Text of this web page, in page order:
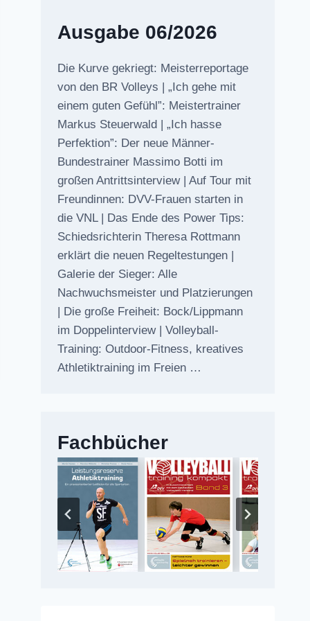
Ausgabe 06/2026
Die Kurve gekriegt: Meisterreportage
von den BR Volleys | „Ich gehe mit
einem guten Gefühl”: Meistertrainer
Markus Steuerwald | „Ich hasse
Perfektion”: Der neue Männer-
Bundestrainer Massimo Botti im
großen Antrittsinterview | Auf Tour mit
Freundinnen: DVV-Frauen starten in
die VNL | Das Ende des Power Tips:
Schiedsrichterin Theresa Rottmann
erklärt die neuen Regeltestungen |
Galerie der Sieger: Alle
Nachwuchsmeister und Platzierungen
| Die große Freiheit: Bock/Lippmann
im Doppelinterview | Volleyball-
Training: Outdoor-Fitness, kreatives
Athletiktraining im Freien …
Fachbücher